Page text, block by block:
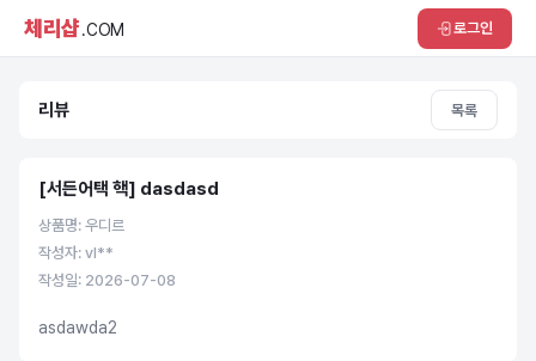
체리샵.COM 로그인
리뷰 목록
[서든어택 핵] dasdasd
상품명: 우디르
작성자: vl**
작성일: 2026-07-08
asdawda2